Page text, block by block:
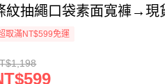
紋抽繩口袋素面寬褲→現
取滿NT$599免運